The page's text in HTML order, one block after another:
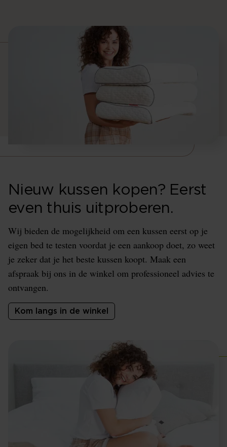
Nieuw kussen kopen? Eerst
even thuis uitproberen.
Wij bieden de mogelijkheid om een kussen eerst op je
eigen bed te testen voordat je een aankoop doet, zo weet
je zeker dat je het beste kussen koopt. Maak een
afspraak bij ons in de winkel om professioneel advies te
ontvangen.
Kom langs in de winkel